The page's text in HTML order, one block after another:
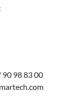
90 98 83 00